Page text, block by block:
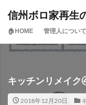
信州ボロ家再生
🏠HOME 管理人について
キッチンリメイ
2018年12月20日